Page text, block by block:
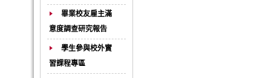
畢業校友雇主滿
意度調查研究報告
學生參與校外實
習課程專區